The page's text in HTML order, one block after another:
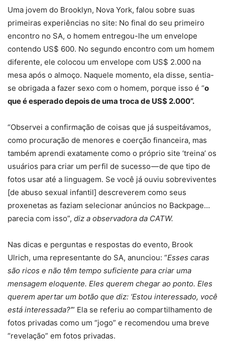
Uma jovem do Brooklyn, Nova York, falou sobre suas
primeiras experiências no site: No final do seu primeiro
encontro no SA, o homem entregou-lhe um envelope
contendo US$ 600. No segundo encontro com um homem
diferente, ele colocou um envelope com US$ 2.000 na
mesa após o almoço. Naquele momento, ela disse, sentia-
se obrigada a fazer sexo com o homem, porque isso é “o
que é esperado depois de uma troca de US$ 2.000”.
“Observei a confirmação de coisas que já suspeitávamos,
como procuração de menores e coerção financeira, mas
também aprendi exatamente como o próprio site ‘treina’ os
usuários para criar um perfil de sucesso — de que tipo de
fotos usar até a linguagem. Se você já ouviu sobreviventes
[de abuso sexual infantil] descreverem como seus
proxenetas as faziam selecionar anúncios no Backpage…
parecia com isso”, diz a observadora da CATW.
Nas dicas e perguntas e respostas do evento, Brook
Ulrich, uma representante do SA, anunciou: “Esses caras
são ricos e não têm tempo suficiente para criar uma
mensagem eloquente. Eles querem chegar ao ponto. Eles
querem apertar um botão que diz: ‘Estou interessado, você
está interessada?’” Ela se referiu ao compartilhamento de
fotos privadas como um “jogo” e recomendou uma breve
“revelação” em fotos privadas.